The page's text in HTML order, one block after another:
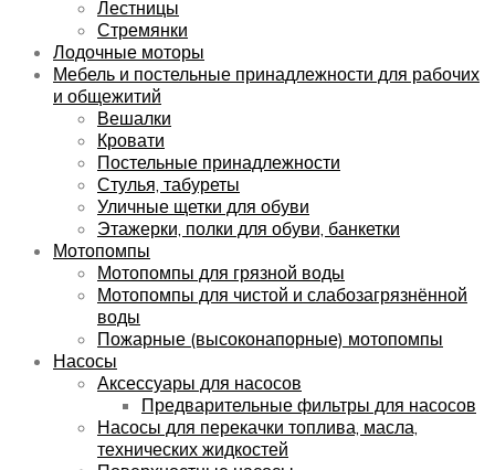
Лестницы
Стремянки
Лодочные моторы
Мебель и постельные принадлежности для рабочих
и общежитий
Вешалки
Кровати
Постельные принадлежности
Стулья, табуреты
Уличные щетки для обуви
Этажерки, полки для обуви, банкетки
Мотопомпы
Мотопомпы для грязной воды
Мотопомпы для чистой и слабозагрязнённой
воды
Пожарные (высоконапорные) мотопомпы
Насосы
Аксессуары для насосов
Предварительные фильтры для насосов
Насосы для перекачки топлива, масла,
технических жидкостей